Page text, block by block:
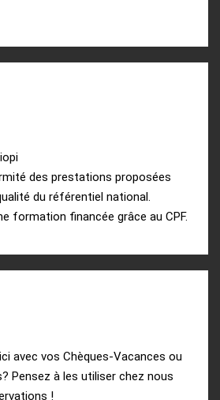
des prestations proposées
du référentiel national.
formation financée grâce au CPF.
avec vos Chèques-Vacances ou
Pensez à les utiliser chez nous
!